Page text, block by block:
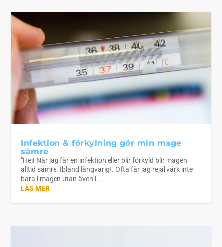
Infektion & förkylning gör min mage
sämre
"Hej! När jag får en infektion eller blir förkyld blir magen
alltid sämre. Ibland långvarigt. Ofta får jag rejäl värk inte
bara i magen utan även i...
LÄS MER